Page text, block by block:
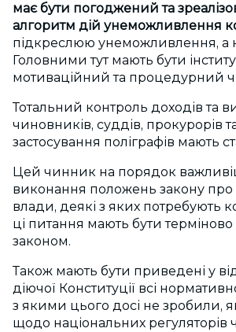
має бути погоджений та
алгоритм дій унеможливлення
підкреслюю унеможливлення, а
Головними тут мають бути
мотиваційний та процедурний
Тотальний контроль доходів та
чиновників, суддів, прокурорів
застосування поліграфів мають
Цей чинник на порядок
виконання положень закону
влади, деякі з яких потребують
ці питання мають бути терміново
законом.
Також мають бути приведені у
діючої Конституції всі
з якими цього досі не зробили,
щодо національних регуляторів